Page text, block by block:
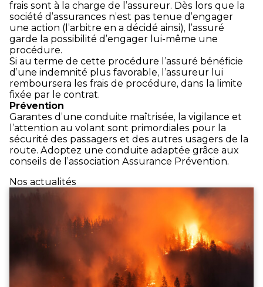
frais sont à la charge de l’assureur. Dès lors que la
société d’assurances n’est pas tenue d’engager
une action (l’arbitre en a décidé ainsi), l’assuré
garde la possibilité d’engager lui-même une
procédure.
Si au terme de cette procédure l’assuré bénéficie
d’une indemnité plus favorable, l’assureur lui
remboursera les frais de procédure, dans la limite
fixée par le contrat.
Prévention
Garantes d’une conduite maîtrisée, la vigilance et
l’attention au volant sont primordiales pour la
sécurité des passagers et des autres usagers de la
route. Adoptez une conduite adaptée grâce aux
conseils de l’association Assurance Prévention.
Nos actualités